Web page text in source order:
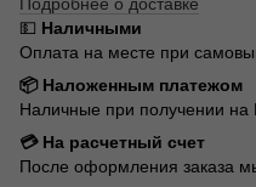
💵 Наличными
Оплата на месте при
📦 Наложенным платежом
Наличные при получении на
💳 На расчетный счет
После оформления заказа